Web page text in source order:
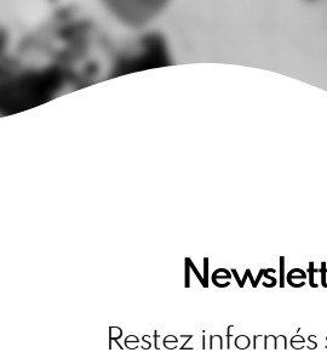
Restez informés